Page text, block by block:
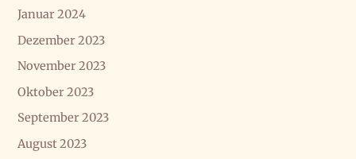
Januar 2024
Dezember 2023
November 2023
Oktober 2023
September 2023
August 2023